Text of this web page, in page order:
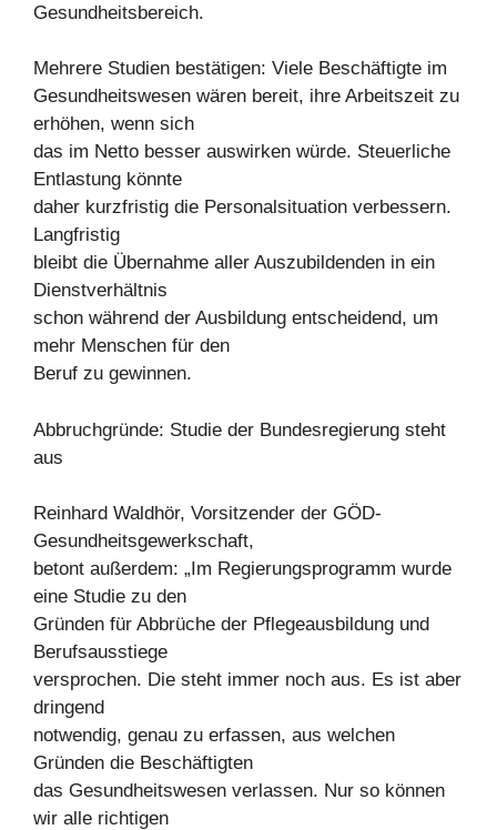
Gesundheitsbereich.
Mehrere Studien bestätigen: Viele Beschäftigte im
Gesundheitswesen wären bereit, ihre Arbeitszeit zu
erhöhen, wenn sich
das im Netto besser auswirken würde. Steuerliche
Entlastung könnte
daher kurzfristig die Personalsituation verbessern.
Langfristig
bleibt die Übernahme aller Auszubildenden in ein
Dienstverhältnis
schon während der Ausbildung entscheidend, um
mehr Menschen für den
Beruf zu gewinnen.
Abbruchgründe: Studie der Bundesregierung steht
aus
Reinhard Waldhör, Vorsitzender der GÖD-
Gesundheitsgewerkschaft,
betont außerdem: „Im Regierungsprogramm wurde
eine Studie zu den
Gründen für Abbrüche der Pflegeausbildung und
Berufsausstiege
versprochen. Die steht immer noch aus. Es ist aber
dringend
notwendig, genau zu erfassen, aus welchen
Gründen die Beschäftigten
das Gesundheitswesen verlassen. Nur so können
wir alle richtigen